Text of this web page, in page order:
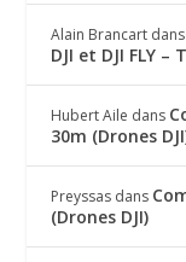
Alain Brancart dans
DJI et DJI FLY
Hubert Aile dans
30m (Drones
Preyssas dans
(Drones DJI)